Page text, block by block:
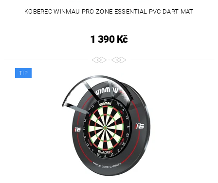
KOBEREC WINMAU PRO ZONE ESSENTIAL PVC DART MAT
1 390 Kč
TIP